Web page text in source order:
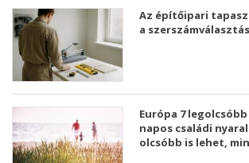
Az építőipari
a
Európa 7
napos családi
olcsóbb is lehet,